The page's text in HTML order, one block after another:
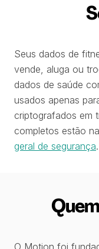
Seus dados de
vende, aluga ou
dados de saúde
usados apenas
criptografados em
completos estão na
geral de segurança.
O Motion foi